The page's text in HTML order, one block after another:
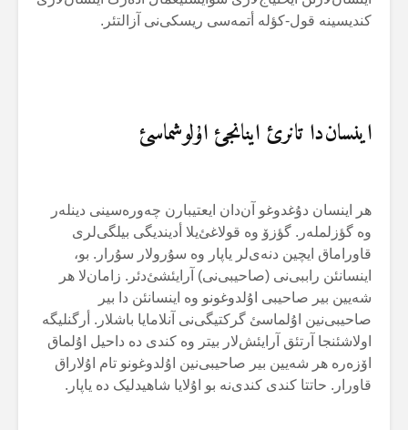
کندیسینە قول-کؤلە أتمەسی ریسکی‌نی آزالتئر.
اینسان‌دا تانرئ اینانجئ اۇلوشماسئ
هر اینسان دۇغدوغو آن‌دان ایعتیبارن چەورەسینی دینلەر
وە گؤزلملەر. گؤزۆ وە قولاغئ‌یلا أدیندیگی بیلگی‌لری
قاوراماق ایچین دنەی‌لر یاپار وە سۇرولار سۇرار. بو،
اینسانئن راببی‌نی (صاحیبی‌نی) آرایئشئ‌دئر. زامان‌لا هر
شەیین بیر صاحیبی اۇلدوغونو وە اینسانئن دا بیر
صاحیبی‌نین اۇلماسئ گرکتیگی‌نی آنلامایا باشلار. أرگنلیگە
اولاشئنجا آرتئق آرایئش‌لار بیتر وە کندی دە داحیل اۇلماق
اۆزەرە هر شەیین بیر صاحیبی‌نین اۇلدوغونو تام اۇلاراق
قاورار. حاتتا کندی کندی‌نە بو اۇلایا شاهیدلیک دە یاپار.